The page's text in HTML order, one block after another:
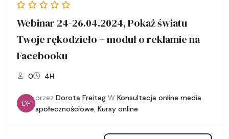
Webinar 24-26.04.2024, Pokaż światu
Twoje rękodzieło + moduł o reklamie na
Facebooku
0 4H
DF
przez Dorota Freitag W Konsultacja online media
społecznościowe Kursy online